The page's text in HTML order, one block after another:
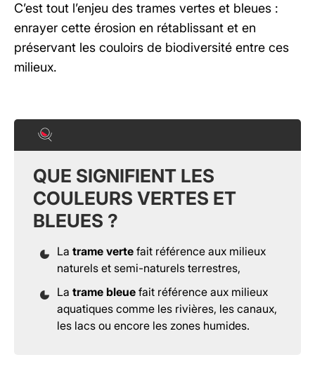
C’est tout l’enjeu des trames vertes et bleues :
enrayer cette érosion en rétablissant et en
préservant les couloirs de biodiversité entre ces
milieux.
QUE SIGNIFIENT LES
COULEURS VERTES ET
BLEUES ?
La trame verte fait référence aux milieux
naturels et semi-naturels terrestres,
La trame bleue fait référence aux milieux
aquatiques comme les rivières, les canaux,
les lacs ou encore les zones humides.